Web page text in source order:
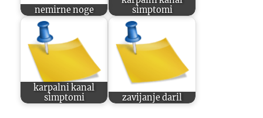
nemirne noge
simptomi
karpalni kanal
simptomi
zavijanje daril